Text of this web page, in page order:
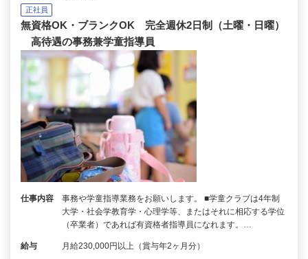
正社員
無資格OK・ブランクOK 完全週休2日制（土曜・日曜）
高待遇の事務兼学童指導員
仕事内容
事務や学童指導業務をお願いします。 ■学童クラブは4年制
大学・社会学教育学・心理学等、またはそれに相応する学位
（卒業者）であれば有資格者指導員になれます。…
給与 月給230,000円以上（賞与年2ヶ月分）